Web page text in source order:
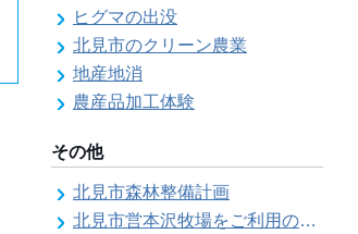
ヒグマの出没
北見市のクリーン農業
地産地消
農産品加工体験
その他
北見市森林整備計画
北見市営本沢牧場をご利用の皆様へ（畜主向け）